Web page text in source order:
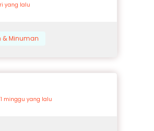
yang lalu
& Minuman
1 minggu yang lalu